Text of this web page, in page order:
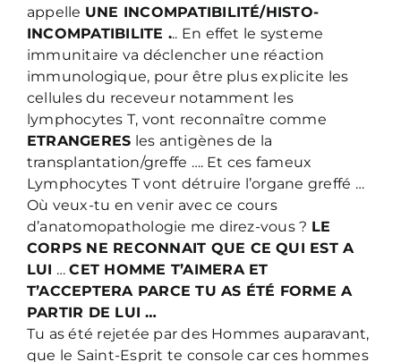
appelle UNE INCOMPATIBILITÉ/HISTO-
INCOMPATIBILITE ... En effet le systeme
immunitaire va déclencher une réaction
immunologique, pour être plus explicite les
cellules du receveur notamment les
lymphocytes T, vont reconnaître comme
ETRANGERES les antigènes de la
transplantation/greffe …. Et ces fameux
Lymphocytes T vont détruire l’organe greffé …
Où veux-tu en venir avec ce cours
d’anatomopathologie me direz-vous ? LE
CORPS NE RECONNAIT QUE CE QUI EST A
LUI …CET HOMME T’AIMERA ET
T’ACCEPTERA PARCE TU AS ÉTÉ FORME A
PARTIR DE LUI …
Tu as été rejetée par des Hommes auparavant,
que le Saint-Esprit te console car ces hommes